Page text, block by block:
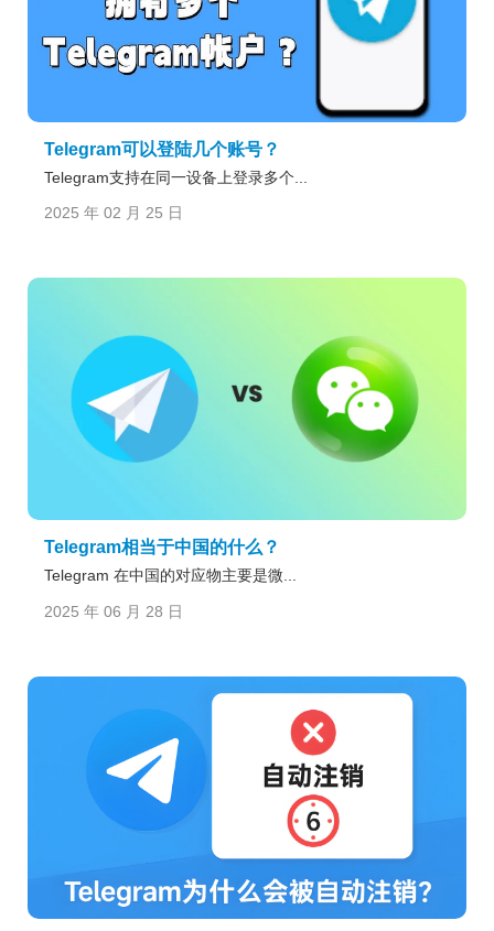
Telegram可以登陆几个账号？
Telegram支持在同一设备上登录多个...
2025 年 02 月 25 日
Telegram相当于中国的什么？
Telegram 在中国的对应物主要是微...
2025 年 06 月 28 日